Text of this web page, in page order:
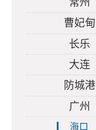
曹妃甸
长乐
大连
防城港
广州
海口